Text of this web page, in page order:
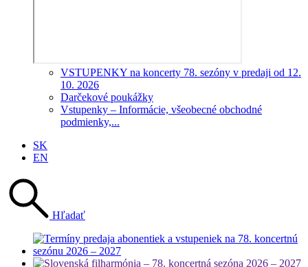
VSTUPENKY na koncerty 78. sezóny v predaji od 12.
10. 2026
Darčekové poukážky
Vstupenky – Informácie, všeobecné obchodné
podmienky,...
SK
EN
Hľadať